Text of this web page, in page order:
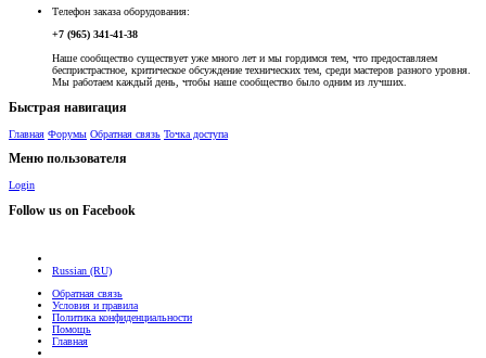
Телефон заказа оборудования:
+7 (965) 341-41-38
Наше сообщество существует уже много лет и мы гордимся тем, что предоставляем
беспристрастное, критическое обсуждение технических тем, среди мастеров разного уровня.
Мы работаем каждый день, чтобы наше сообщество было одним из лучших.
Быстрая навигация
Главная Форумы Обратная связь Точка доступа
Меню пользователя
Login
Follow us on Facebook
Russian (RU)
Обратная связь
Условия и правила
Политика конфиденциальности
Помощь
Главная